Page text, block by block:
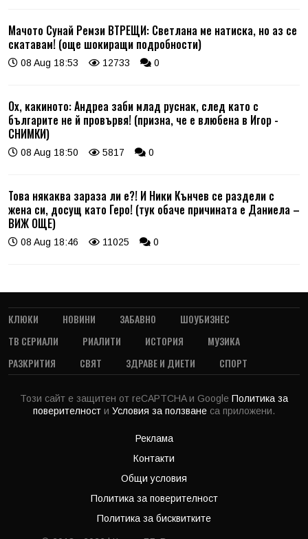
Мачото Сунай Ремзи ВТРЕЩИ: Светлана ме натиска, но аз се
скатавам! (още шокиращи подробности)
08 Aug 18:53 12733 0
Ох, какиното: Андреа заби млад руснак, след като с
българите не й провървя! (призна, че е влюбена в Игор -
СНИМКИ)
08 Aug 18:50 5817 0
Това някаква зараза ли е?! И Ники Кънчев се раздели с
жена си, досущ като Геро! (тук обаче причината е Даниела –
ВИЖ ОЩЕ)
08 Aug 18:46 11025 0
КЛЮКИ НОВИНИ ЗАБАВНО
ШОУБИЗНЕС
ТВ СЕРИАЛИ
РИАЛИТИ ИСТОРИЯ
МУЗИКА
РАЗКРИТИЯ
СВЯТ ЗДРАВЕ И ДИЕТИ СПОРТ
Този сайт е защитен от reCAPTCHA и Google Политика за
поверителност и Условия за ползване са приложени.
Реклама
Контакти
Общи условия
Политика за поверителност
Политика за бисквитките